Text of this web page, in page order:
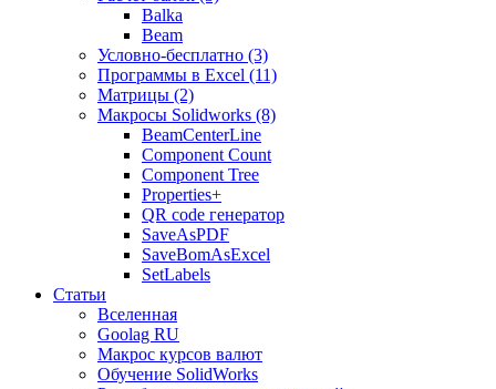
Balka
Beam
Условно-бесплатно (3)
Программы в Excel (11)
Матрицы (2)
Макросы Solidworks (8)
BeamCenterLine
Component Count
Component Tree
Properties+
QR code генератор
SaveAsPDF
SaveBomAsExcel
SetLabels
Статьи
Вселенная
Goolag RU
Макрос курсов валют
Обучение SolidWorks